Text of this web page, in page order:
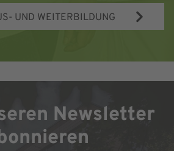
UND WEITERBILDUNG
Newsletter